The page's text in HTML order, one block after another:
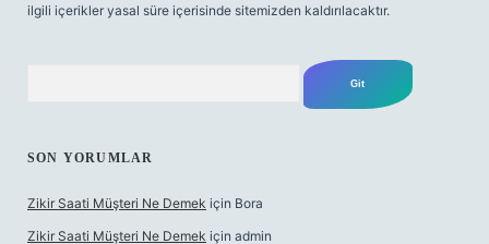
ilgili içerikler yasal süre içerisinde sitemizden kaldırılacaktır.
SON YORUMLAR
Zikir Saati Müşteri Ne Demek için Bora
Zikir Saati Müşteri Ne Demek için admin